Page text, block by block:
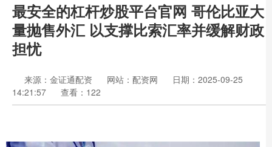
最安全的杠杆炒股平台官网 哥伦比亚大
量抛售外汇 以支撑比索汇率并缓解财政
担忧
来源：金证通配资 网站：配资网
日期：2025-09-25
14:21:57
查看：122